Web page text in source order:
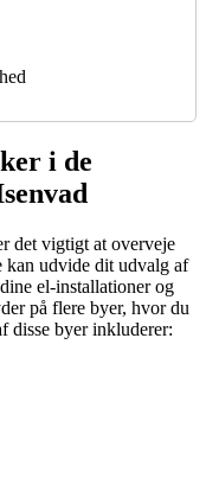
i de
det vigtigt at overveje
kan udvide dit udvalg af
el-installationer og
på flere byer, hvor du
disse byer inkluderer: